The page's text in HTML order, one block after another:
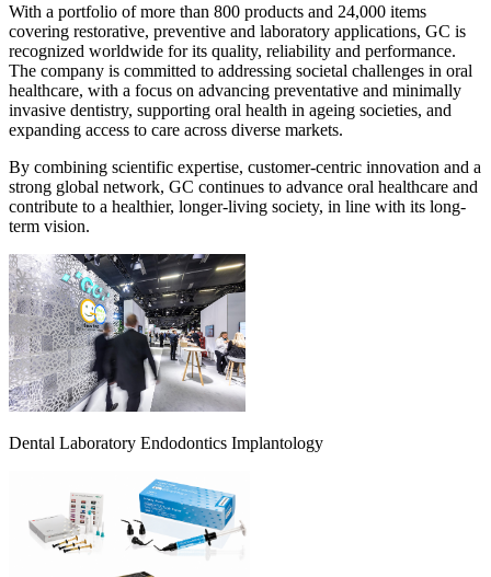
With a portfolio of more than 800 products and 24,000 items
covering restorative, preventive and laboratory applications, GC is
recognized worldwide for its quality, reliability and performance.
The company is committed to addressing societal challenges in oral
healthcare, with a focus on advancing preventative and minimally
invasive dentistry, supporting oral health in ageing societies, and
expanding access to care across diverse markets.
By combining scientific expertise, customer-centric innovation and a
strong global network, GC continues to advance oral healthcare and
contribute to a healthier, longer-living society, in line with its long-
term vision.
Dental Laboratory Endodontics Implantology